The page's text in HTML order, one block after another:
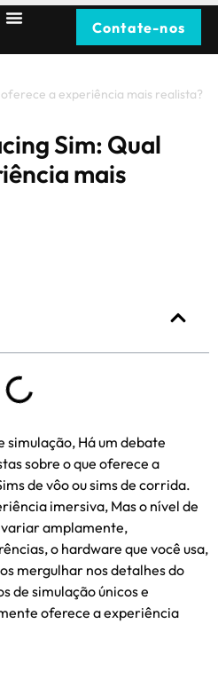
Contate-nos
oferece a experiência mais realista?
Sim: Qual
mais
simulação, Há um debate
sobre o que oferece a
de vôo ou sims de corrida.
imersiva, Mas o nível de
variar amplamente,
o hardware que você usa,
mergulhar nos detalhes do
de simulação únicos e
oferece a experiência